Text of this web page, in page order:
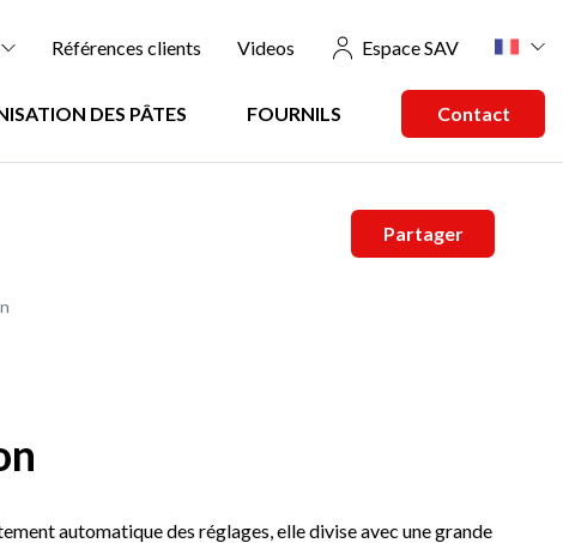
Références clients Videos Espace SAV
DES PÂTES FOURNILS Contact
Partager
automatique des réglages, elle divise avec une grande